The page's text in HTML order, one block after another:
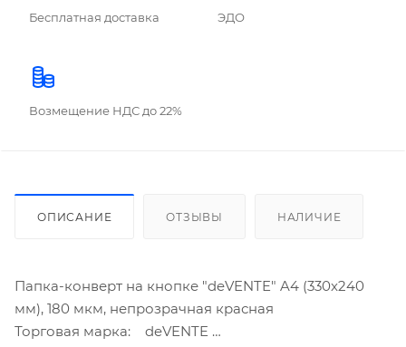
Бесплатная доставка ЭДО
Возмещение НДС до 22%
ОПИСАНИЕ ОТЗЫВЫ НАЛИЧИЕ
Папка-конверт на кнопке "deVENTE" A4 (330x240
мм), 180 мкм, непрозрачная красная
Торговая марка: deVENTE